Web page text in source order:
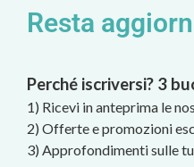
Resta
Perché iscriversi? 3
1) Ricevi in anteprima le
2) Offerte e promozioni
3) Approfondimenti sulle